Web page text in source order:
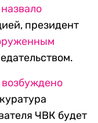
назвало
президент
возбуждено
ЧВК будет